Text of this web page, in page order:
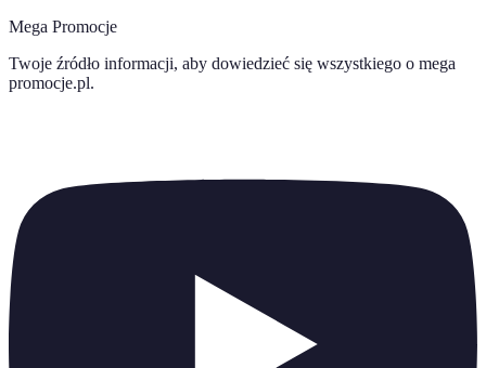
Mega Promocje
Twoje źródło informacji, aby dowiedzieć się wszystkiego o mega
promocje.pl.